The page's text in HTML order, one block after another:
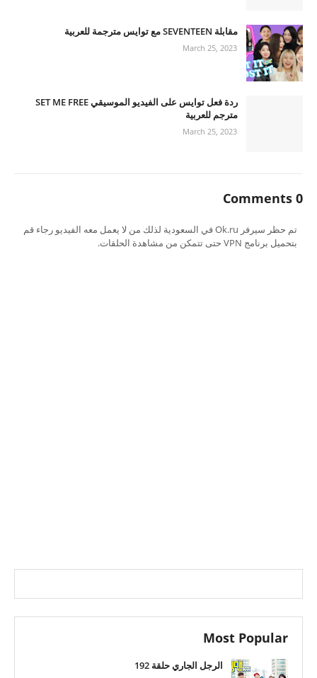
مقابلة SEVENTEEN مع توايس مترجمة للعربية
March 25, 2023
ردة فعل توايس على الفيديو الموسيقي SET ME FREE
مترجم للعربية
March 25, 2023
0 Comments
تم حظر سيرفر Ok.ru في السعودية لذلك من لا يعمل معه الفيديو رجاء قم
بتحميل برنامج VPN حتى تتمكن من مشاهدة الحلقات.
Most Popular
الرجل الجاري حلقة 192